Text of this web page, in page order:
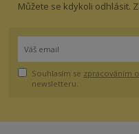
Můžete se kdykoli odhlásit.
Souhlasím se zpracováním
newsletteru.